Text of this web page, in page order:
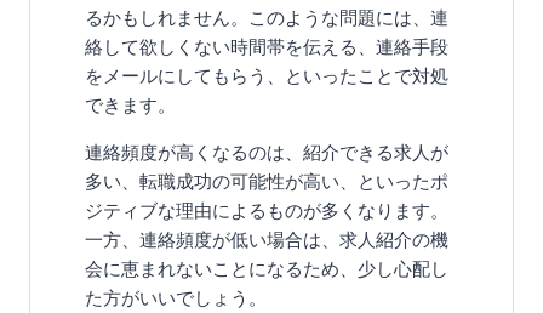
るかもしれません。このような問題には、連
絡して欲しくない時間帯を伝える、連絡手段
をメールにしてもらう、といったことで対処
できます。
連絡頻度が高くなるのは、紹介できる求人が
多い、転職成功の可能性が高い、といったポ
ジティブな理由によるものが多くなります。
一方、連絡頻度が低い場合は、求人紹介の機
会に恵まれないことになるため、少し心配し
た方がいいでしょう。